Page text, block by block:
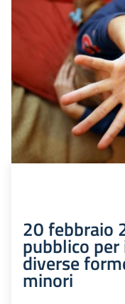
20 febbraio
pubblico
diverse
minori